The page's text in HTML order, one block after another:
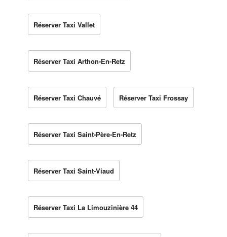
Réserver Taxi Vallet
Réserver Taxi Arthon-En-Retz
Réserver Taxi Chauvé Réserver Taxi Frossay
Réserver Taxi Saint-Père-En-Retz
Réserver Taxi Saint-Viaud
Réserver Taxi La Limouzinière 44